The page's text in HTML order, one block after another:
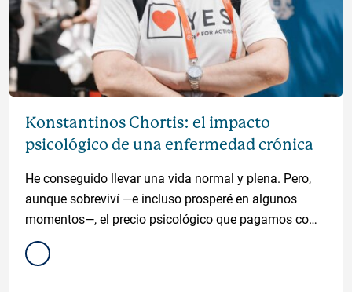
Konstantinos Chortis: el impacto
psicológico de una enfermedad crónica
He conseguido llevar una vida normal y plena. Pero,
aunque sobreviví —e incluso prosperé en algunos
momentos—, el precio psicológico que pagamos como
familia fue inconmensurable.